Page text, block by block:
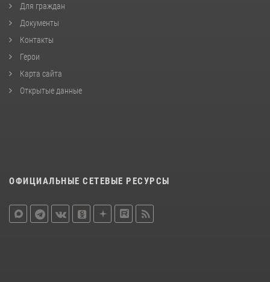
Для граждан
Документы
Контакты
Герои
Карта сайта
Открытые данные
ОФИЦИАЛЬНЫЕ СЕТЕВЫЕ РЕСУРСЫ